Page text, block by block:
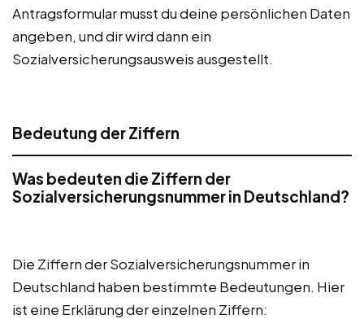
Antragsformular musst du deine persönlichen Daten
angeben, und dir wird dann ein
Sozialversicherungsausweis ausgestellt.
Bedeutung der Ziffern
Was bedeuten die Ziffern der
Sozialversicherungsnummer in Deutschland?
Die Ziffern der Sozialversicherungsnummer in
Deutschland haben bestimmte Bedeutungen. Hier
ist eine Erklärung der einzelnen Ziffern: